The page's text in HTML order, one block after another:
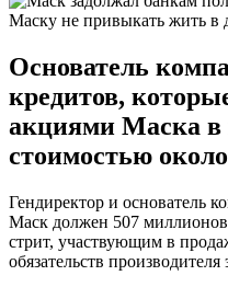
Маску не привыкать жить в
Основатель
кредитов,
акциями Маска
стоимостью
Гендиректор и основатель
Маск должен 507
стрит, участвующим в
обязательств